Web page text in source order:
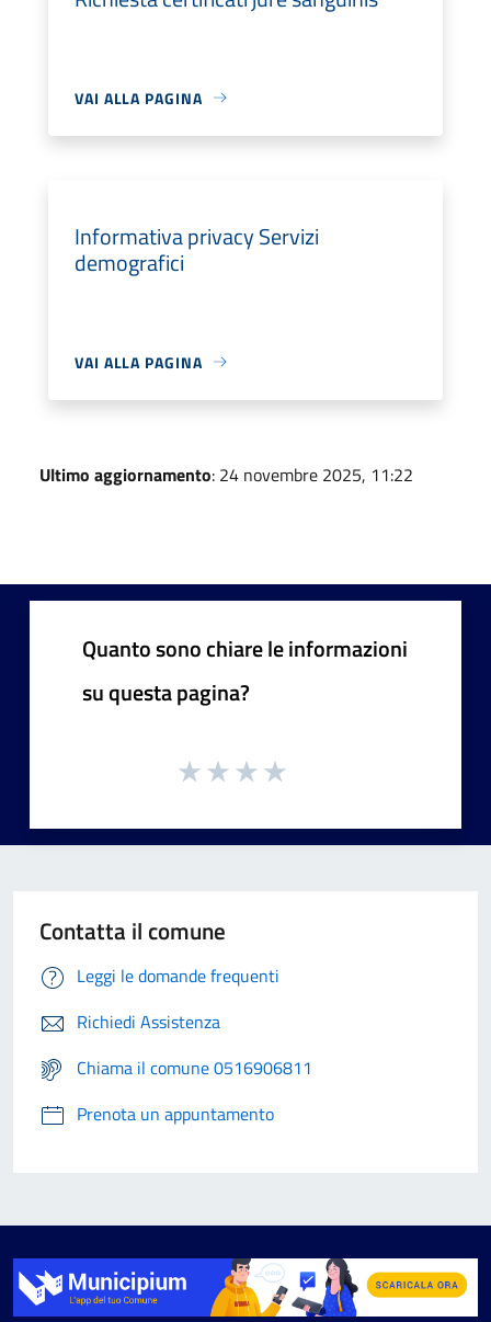
VAI ALLA PAGINA
Informativa privacy Servizi
demografici
VAI ALLA PAGINA
Ultimo aggiornamento: 24 novembre 2025, 11:22
Quanto sono chiare le informazioni
su questa pagina?
Contatta il comune
Leggi le domande frequenti
Richiedi Assistenza
Chiama il comune 0516906811
Prenota un appuntamento